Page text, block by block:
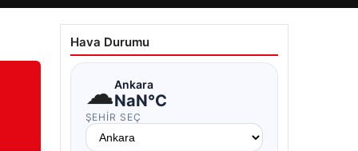
Hava Durumu
☁Ankara
NaN°C
ŞEHIR SEÇ